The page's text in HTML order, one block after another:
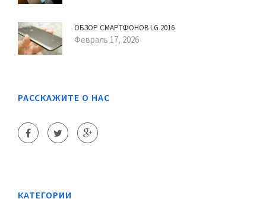
ОБЗОР СМАРТФОНОВ LG 2016
Февраль 17, 2026
РАССКАЖИТЕ О НАС
КАТЕГОРИИ